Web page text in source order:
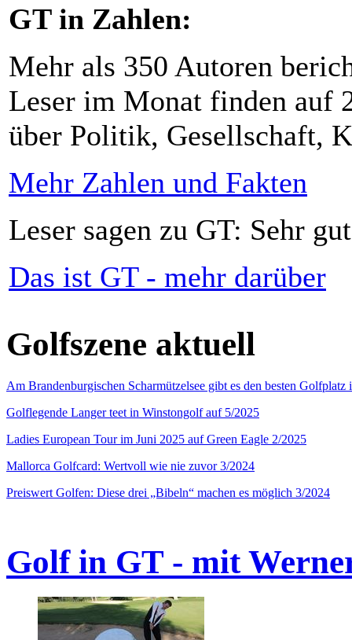
GT in Zahlen:
Mehr als 350 Autoren
Leser im Monat finden auf
über Politik, Gesellschaft,
Mehr Zahlen und Fakten
Leser sagen zu GT: Sehr
Das ist GT - mehr darüber
Golfszene aktuell
Am Brandenburgischen Scharmützelsee gibt es den besten
Golflegende Langer teet in Winstongolf auf 5/2025
Ladies European Tour im Juni 2025 auf Green Eagle 2/2025
Mallorca Golfcard: Wertvoll wie nie zuvor 3/2024
Preiswert Golfen: Diese drei „Bibeln“ machen es möglich 3/2024
Golf in GT - mit